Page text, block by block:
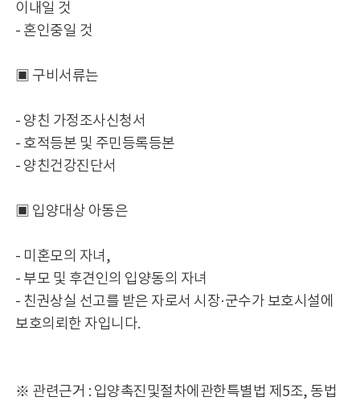
이내일 것
- 혼인중일 것
▣ 구비서류는
- 양친 가정조사신청서
- 호적등본 및 주민등록등본
- 양친건강진단서
▣ 입양대상 아동은
- 미혼모의 자녀,
- 부모 및 후견인의 입양동의 자녀
- 친권상실 선고를 받은 자로서 시장·군수가 보호시설에
보호의뢰한 자입니다.
※ 관련근거 : 입양촉진및절차에관한특별법 제5조, 동법